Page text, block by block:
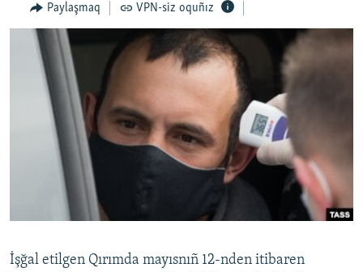
İNSAN AQLARI
VİDEO
SÜRET
BLOGLAR
Русский
Українською
Paylaşmaq VPN-siz oquñız
İşğal etilgen Qırımda mayısnıñ 12-nden itibaren